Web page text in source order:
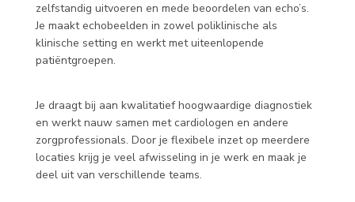
zelfstandig uitvoeren en mede beoordelen van echo’s.
Je maakt echobeelden in zowel poliklinische als
klinische setting en werkt met uiteenlopende
patiëntgroepen.
Je draagt bij aan kwalitatief hoogwaardige diagnostiek
en werkt nauw samen met cardiologen en andere
zorgprofessionals. Door je flexibele inzet op meerdere
locaties krijg je veel afwisseling in je werk en maak je
deel uit van verschillende teams.